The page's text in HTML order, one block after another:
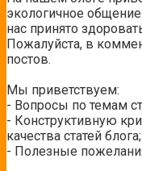
экологичное
нас принято
Пожалуйста, в
постов.
Мы приветствуем:
- Вопросы по темам
- Конструктивную
качества статей блога;
- Полезные